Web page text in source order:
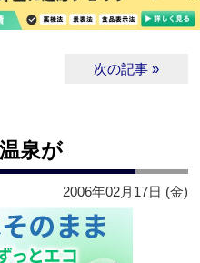
次の記事 »
泉が
2006年02月17日 (金)